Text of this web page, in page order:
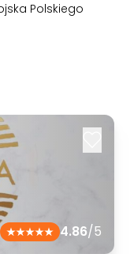
Polskiego
4.86/5